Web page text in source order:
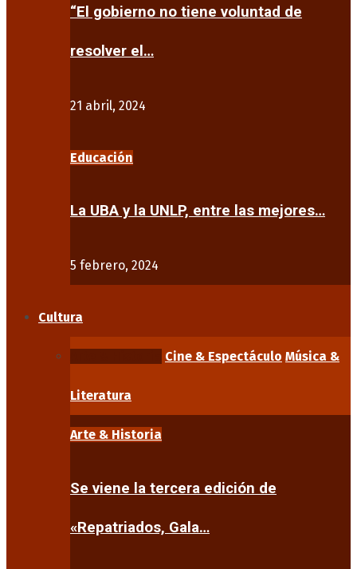
“El gobierno no tiene voluntad de
resolver el…
21 abril, 2024
Educación
La UBA y la UNLP, entre las mejores…
5 febrero, 2024
Cultura
Cine & Espectáculo Música &
Literatura
Arte & Historia
Se viene la tercera edición de
«Repatriados, Gala…